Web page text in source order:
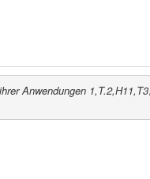
Anwendungen 1,T.2,H11,T3